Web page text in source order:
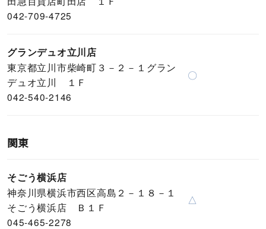
042-709-4725
グランデュオ立川店
東京都立川市柴崎町３－２－１グラン
デュオ立川 １Ｆ
042-540-2146
〇
関東
そごう横浜店
神奈川県横浜市西区高島２－１８－１
そごう横浜店 Ｂ１Ｆ
045-465-2278
△